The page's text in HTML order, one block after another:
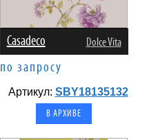
Casadeco Dolce Vita
по запросу
Артикул: SBY18135132
В АРХИВЕ